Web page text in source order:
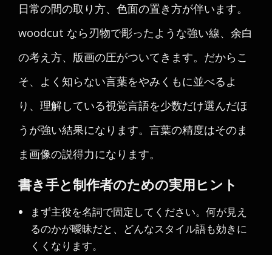
日常の間の取り方、色面の置き方が伴います。
woodcut なら刃物で彫ったような強い線、余白
の考え方、版画の圧がついてきます。だからこ
そ、よく知らない言葉をやみくもに並べるよ
り、理解している視覚言語を少数だけ選んだほ
うが強い結果になります。言葉の精度はそのま
ま画像の説得力になります。
書き手と制作者のための実用ヒント
まず主役を名詞で固定してください。何が見え
るのかが曖昧だと、どんなスタイル語も効きに
くくなります。